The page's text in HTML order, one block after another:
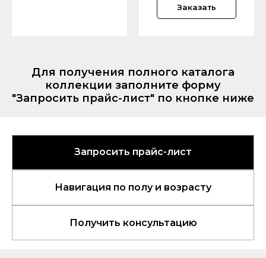
Заказать
Для получения полного каталога
коллекции заполните форму
"Запросить прайс-лист" по кнопке ниже
Запросить прайс-лист
Навигация по полу и возрасту
Получить консультацию